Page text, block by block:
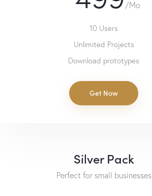
/Mo
10 Users
Unlimited Projects
Download prototypes
Get Now
Silver Pack
Perfect for small businesses